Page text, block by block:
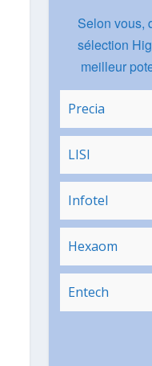
Selon vous,
sélection
meilleur
Precia
LISI
Infotel
Hexaom
Entech